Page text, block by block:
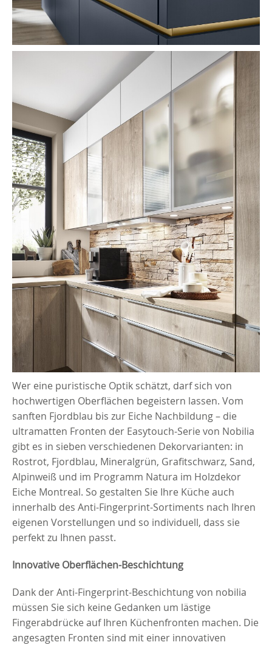
Wer eine puristische Optik schätzt, darf sich von
hochwertigen Oberflächen begeistern lassen. Vom
sanften Fjordblau bis zur Eiche Nachbildung – die
ultramatten Fronten der Easytouch-Serie von Nobilia
gibt es in sieben verschiedenen Dekorvarianten: in
Rostrot, Fjordblau, Mineralgrün, Grafitschwarz, Sand,
Alpinweiß und im Programm Natura im Holzdekor
Eiche Montreal. So gestalten Sie Ihre Küche auch
innerhalb des Anti-Fingerprint-Sortiments nach Ihren
eigenen Vorstellungen und so individuell, dass sie
perfekt zu Ihnen passt.
Innovative Oberflächen-Beschichtung
Dank der Anti-Fingerprint-Beschichtung von nobilia
müssen Sie sich keine Gedanken um lästige
Fingerabdrücke auf Ihren Küchenfronten machen. Die
angesagten Fronten sind mit einer innovativen